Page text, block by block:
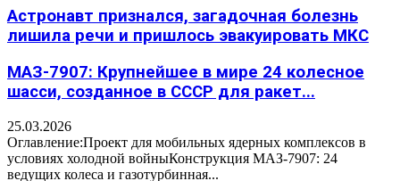
Астронавт признался, загадочная болезнь
лишила речи и пришлось эвакуировать МКС
МАЗ-7907: Крупнейшее в мире 24 колесное
шасси, созданное в СССР для ракет...
25.03.2026
Оглавление:Проект для мобильных ядерных комплексов в
условиях холодной войныКонструкция МАЗ-7907: 24
ведущих колеса и газотурбинная...